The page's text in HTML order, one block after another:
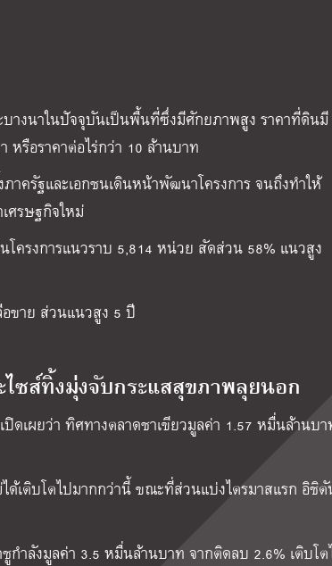
บางนาในปัจจุบันเป็นพื้นที่ซึ่งมีศักยภาพสูง ราคาที่ดินมี
หรือราคาต่อไร่กว่า 10 ล้านบาท
าครัฐและเอกชนเดินหน้าพัฒนาโครงการ จนถึงทำให้
ศรษฐกิจใหม่
โครงการแนวราบ 5,814 หน่วย สัดส่วน 58% แนวสูง
ขาย ส่วนแนวสูง 5 ปี
ซส์ทิ้งมุ่งจับกระแสสุขภาพลุยนอก
ดเผยว่า ทิศทางตลาดชาเขียวมูลค่า 1.57 หมื่นล้านบ
ด้เติบโตไปมากกว่านี้ ขณะที่ส่วนแบ่งไตรมาสแรก อิชิ
กำลังมูลค่า 3.5 หมื่นล้านบาท จากติดลบ 2.6% เติบโต